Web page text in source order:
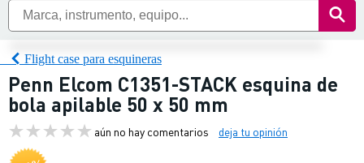
Flight case para esquineras
Penn Elcom C1351-STACK esquina de
bola apilable 50 x 50 mm
aún no hay comentarios deja tu opinión